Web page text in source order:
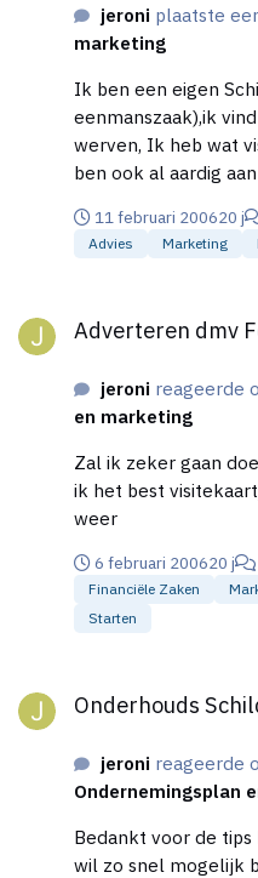
jeroni plaatste
marketing
Ik ben een eigen
eenmanszaak),ik
werven, Ik heb wat visite kaartjes laten maken,en
ben ook al aardig aan
gewenste
Particulieren,ik heb
Hoop dat er
11 februari 200620 j
Advies Marketing
Adverteren dmv
jeroni reageerde
en marketing
Zal ik zeker gaan doen, Is hier iemand die weet
ik het best visitekaartjes
weer
6 februari 200620 j
Financiële Zaken
Starten
Onderhouds
jeroni reageerde
Ondernemingsplan
Bedankt voor de tips hoor,super
wil zo snel mogelijk